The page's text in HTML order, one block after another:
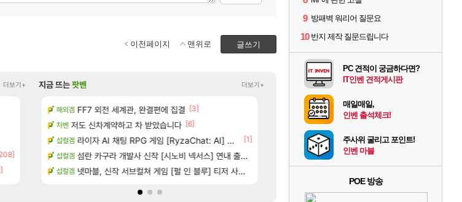
글쓰기
이전페이지 맨위로
더보기+
LoL 페이즈 감상평 [2]
메이플 챌린저#77777 저격했습니다! [105]
메이플 빵값 문의 후기 [87]
검은사막 장비 올환 이후 약 7개월
[13]
메이플 8월 9일 썬데이 메이플 [149]
보상 공지 나온거 10추 하니 올리자
벨가르딘 나이트메어 TOP 10 직업별 분포
부산 헌혈 먹튀 ㄷㄷ.. [65]
신호등 2인 40%글 존나 긁히네 씨발
지금 뜨는팟벤 더보기+
해외겜 FF7 외전 세계관, 완결편에 집결 [3]
차벤 저도 신차계약하고 차 받았습니다 [6]
섭컬겜 라이자 AI 채팅 RPG 게임 [RyzaChat: AI] 공개
[1]
섭컬겜 섬란 카구라 개발사 신작 [시노비 넥서스] 연내 출시 예정
섭컬겜 넷마블, 신작 서브컬쳐 게임 [펄 인 블루] 티저 사이트 오픈
스위치2판 ‘몬헌 와일즈’, 30~40fps 목표 추
아주프로 4컷 만화 | 야간 보초는 너무 힘들어
7년만에 가족여행을 다녀왔습니다.
쿠를 먼저 보내서 기습하는 법
9 방패벽 워리어 질문요
10 반지 제작 질문드립니다
PC 견적이 궁금하다면?
IT인벤 견적게시판
매일매일,
인벤 출석체크!
주사위 굴리고 포인트!
인벤 마블
POE 방송